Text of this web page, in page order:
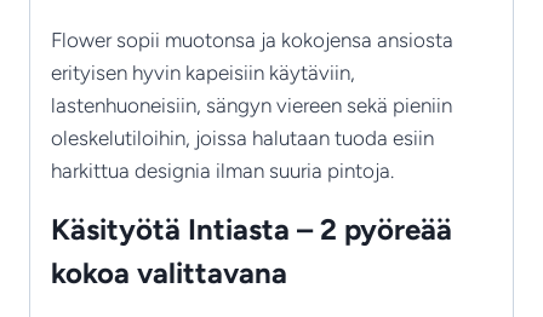
Flower sopii muotonsa ja kokojensa ansiosta
erityisen hyvin kapeisiin käytäviin,
lastenhuoneisiin, sängyn viereen sekä pieniin
oleskelutiloihin, joissa halutaan tuoda esiin
harkittua designia ilman suuria pintoja.
Käsityötä Intiasta – 2 pyöreää
kokoa valittavana